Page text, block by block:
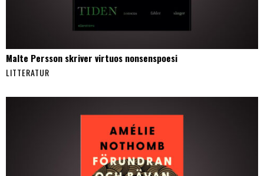
Malte Persson skriver virtuos nonsenspoesi
LITTERATUR